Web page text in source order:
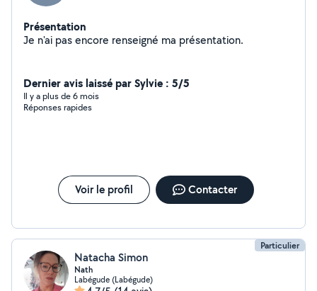
Présentation
Je n'ai pas encore renseigné ma présentation.
Dernier avis laissé par Sylvie : 5/5
Il y a plus de 6 mois
Réponses rapides
Voir le profil Contacter
Particulier
Natacha Simon
Nath
Labégude (Labégude)